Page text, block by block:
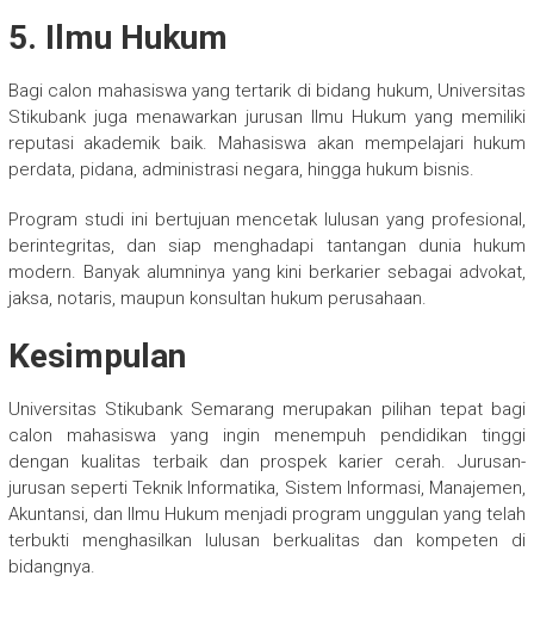
5. Ilmu Hukum
Bagi calon mahasiswa yang tertarik di bidang hukum, Universitas
Stikubank juga menawarkan jurusan Ilmu Hukum yang memiliki
reputasi akademik baik. Mahasiswa akan mempelajari hukum
perdata, pidana, administrasi negara, hingga hukum bisnis.
Program studi ini bertujuan mencetak lulusan yang profesional,
berintegritas, dan siap menghadapi tantangan dunia hukum
modern. Banyak alumninya yang kini berkarier sebagai advokat,
jaksa, notaris, maupun konsultan hukum perusahaan.
Kesimpulan
Universitas Stikubank Semarang merupakan pilihan tepat bagi
calon mahasiswa yang ingin menempuh pendidikan tinggi
dengan kualitas terbaik dan prospek karier cerah. Jurusan-
jurusan seperti Teknik Informatika, Sistem Informasi, Manajemen,
Akuntansi, dan Ilmu Hukum menjadi program unggulan yang telah
terbukti menghasilkan lulusan berkualitas dan kompeten di
bidangnya.